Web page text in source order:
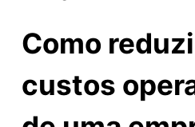
Como
custos